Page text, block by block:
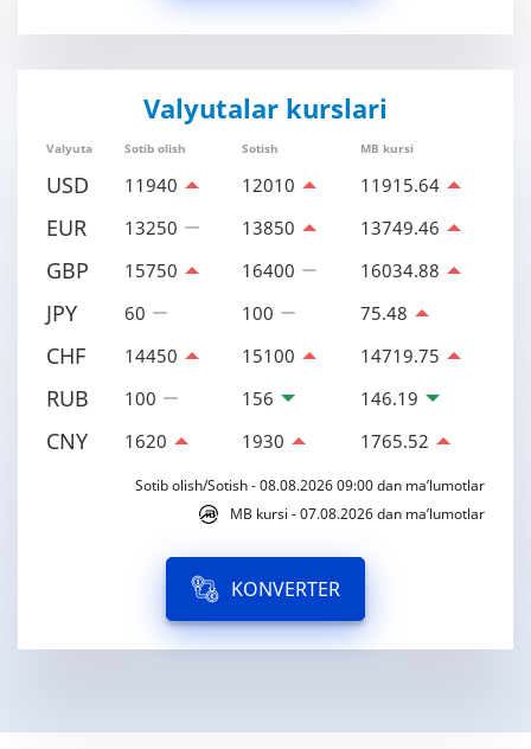
Valyutalar kurslari
Valyuta Sotib olish Sotish MB kursi
USD 11940 12010 11915.64
EUR 13250 13850 13749.46
GBP 15750 16400 16034.88
JPY 60 100 75.48
CHF 14450 15100 14719.75
RUB 100 156 146.19
CNY 1620 1930 1765.52
Sotib olish/Sotish - 08.08.2026 09:00 dan ma’lumotlar
MB kursi - 07.08.2026 dan ma’lumotlar
KONVERTER